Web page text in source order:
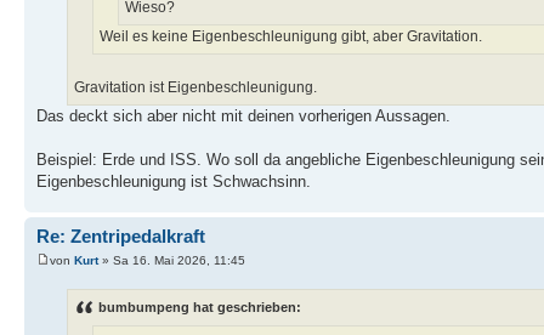
Wieso?
Weil es keine Eigenbeschleunigung gibt, aber Gravitation.
Gravitation ist Eigenbeschleunigung.
Das deckt sich aber nicht mit deinen vorherigen Aussagen.
Beispiel: Erde und ISS. Wo soll da angebliche Eigenbeschleunigung
Eigenbeschleunigung ist Schwachsinn.
Re: Zentripedalkraft
von Kurt» Sa 16. Mai 2026, 11:45
bumbumpeng hat geschrieben: